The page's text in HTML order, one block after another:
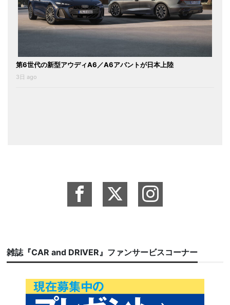
第6世代の新型アウディA6／A6アバントが日本上陸
3日 ago
雑誌『CAR and DRIVER』ファンサービスコーナー